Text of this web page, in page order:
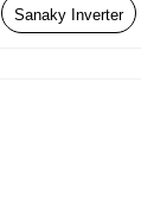
Sanaky Inverter